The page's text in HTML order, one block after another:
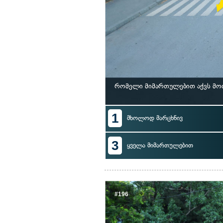
რომელი მიმართულებით აქვს
1 მხოლოდ მარცხნივ
3 ყველა მიმართულებით
#196